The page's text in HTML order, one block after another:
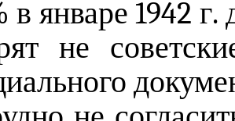
в январе 1942
не